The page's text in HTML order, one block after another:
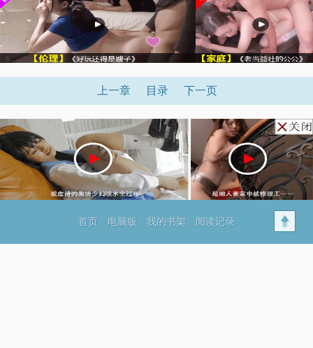
上一章 目录 下一页
首页 电脑版 我的书架 阅读记录